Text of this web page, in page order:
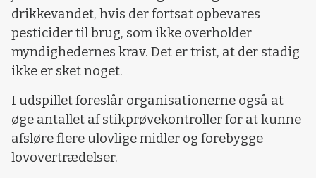
drikkevandet, hvis der fortsat opbevares
pesticider til brug, som ikke overholder
myndighedernes krav. Det er trist, at der stadig
ikke er sket noget.
I udspillet foreslår organisationerne også at
øge antallet af stikprøvekontroller for at kunne
afsløre flere ulovlige midler og forebygge
lovovertrædelser.